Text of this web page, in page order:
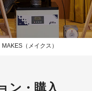
MAKES（メイクス）
ン・購入